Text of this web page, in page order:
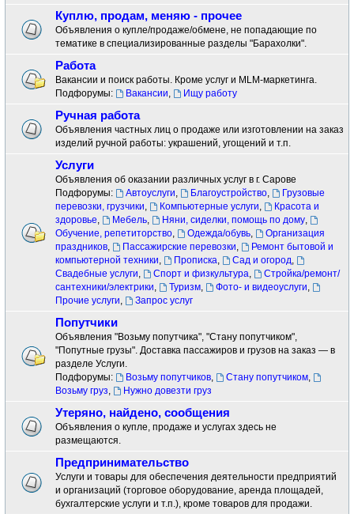
Куплю, продам, меняю - прочее
Объявления о купле/продаже/обмене, не попадающие по
тематике в специализированные разделы "Барахолки".
Работа
Вакансии и поиск работы. Кроме услуг и MLM-маркетинга.
Подфорумы:
Вакансии, Ищу работу
Ручная работа
Объявления частных лиц о продаже или изготовлении на заказ
изделий ручной работы: украшений, угощений и т.п.
Услуги
Объявления об оказании различных услуг в г. Сарове
Подфорумы:
Автоуслуги, Благоустройство,
Грузовые
перевозки, грузчики, Компьютерные услуги,
Красота и
здоровье, Мебель, Няни, сиделки, помощь по дому,
Обучение, репетиторство, Одежда/обувь,
Организация
праздников, Пассажирские перевозки,
Ремонт бытовой и
компьютерной техники, Прописка, Сад и огород,
Свадебные услуги, Спорт и физкультура,
Стройка/ремонт/
сантехники/электрики, Туризм, Фото- и видеоуслуги,
Прочие услуги, Запрос услуг
Попутчики
Объявления "Возьму попутчика", "Стану попутчиком",
"Попутные грузы". Доставка пассажиров и грузов на заказ — в
разделе Услуги.
Подфорумы:
Возьму попутчиков, Стану попутчиком,
Возьму груз, Нужно довезти груз
Утеряно, найдено, сообщения
Объявления о купле, продаже и услугах здесь не
размещаются.
Предпринимательство
Услуги и товары для обеспечения деятельности предприятий
и организаций (торговое оборудование, аренда площадей,
бухгалтерские услуги и т.п.), кроме товаров для продажи.